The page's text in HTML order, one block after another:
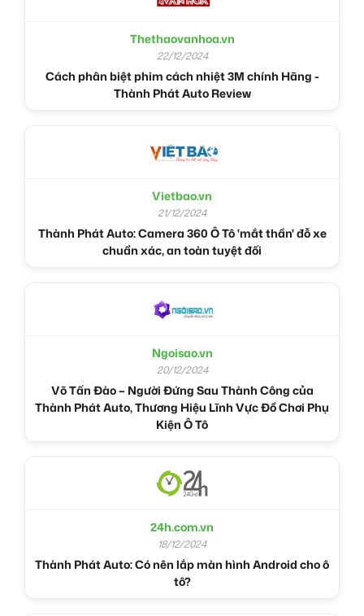
Thethaovanhoa.vn
22/12/2024
Cách phân biệt phim cách nhiệt 3M chính Hãng -
Thành Phát Auto Review
Vietbao.vn
21/12/2024
Thành Phát Auto: Camera 360 Ô Tô 'mắt thần' đỗ xe
chuẩn xác, an toàn tuyệt đối
Ngoisao.vn
20/12/2024
Võ Tấn Đào – Người Đứng Sau Thành Công của
Thành Phát Auto, Thương Hiệu Lĩnh Vực Đồ Chơi Phụ
Kiện Ô Tô
24h.com.vn
18/12/2024
Thành Phát Auto: Có nên lắp màn hình Android cho ô
tô?